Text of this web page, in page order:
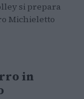
si prepara
Michieletto
in